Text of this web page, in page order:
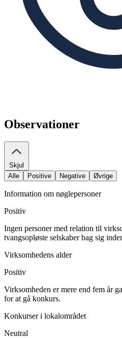
Observationer
Skjul
Alle
Positive Negative Øvrige
Information om nøglepersoner
Positiv
Ingen personer med relation til
tvangsopløste selskaber bag sig
Virksomhedens alder
Positiv
Virksomheden er mere end fem år
for at gå konkurs.
Konkurser i lokalområdet
Neutral